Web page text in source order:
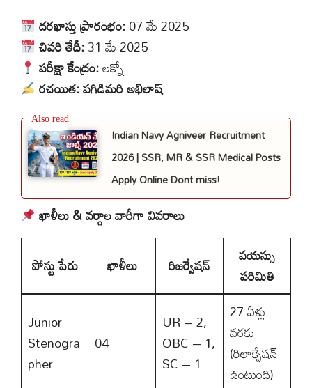
దరఖాస్తు ప్రారంభం:07 మే 2025
చివరి తేదీ:31 మే 2025
పరీక్షా కేంద్రం:లక్నో
రచయిత: పగిడిమరి అభిలాష్
Indian Navy Agniveer Recruitment
2026 | SSR, MR & SSR Medical Posts
Apply Online Dont miss!
ఖాళీలు & వర్గాల వారీగా వివరాలు
పోస్టు పేరు
ఖాళీలు రిజర్వేషన్
వయస్సు
పరిమితి
Junior
Stenogra
pher
04
UR – 2,
OBC – 1,
SC – 1
27 ఏళ్లు
వరకు
(రిలాక్సేషన్
ఉంటుంది)